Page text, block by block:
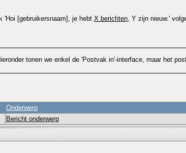
'Hoi [gebruikersnaam], je hebt X berichten, Y zijn nieuw.'
tonen we enkel de 'Postvak in'-interface, maar het
Onderwerp
Bericht onderwerp